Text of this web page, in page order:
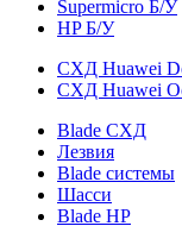
Supermicro Б/У
HP Б/У
СХД Huawei
СХД Huawei
Blade СХД
Лезвия
Blade системы
Шасси
Blade HP